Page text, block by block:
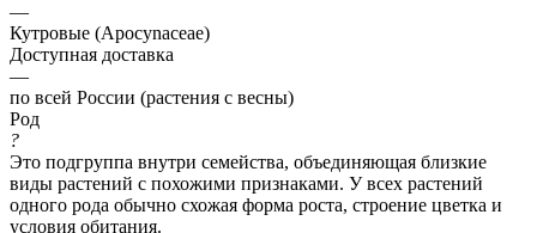
—
Кутровые (Apocynaceae)
Доступная доставка
—
по всей России (растения с весны)
Род
?
Это подгруппа внутри семейства, объединяющая близкие
виды растений с похожими признаками. У всех растений
одного рода обычно схожая форма роста, строение цветка и
условия обитания.